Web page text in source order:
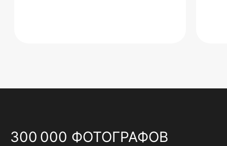
300 000 ФОТОГРАФОВ